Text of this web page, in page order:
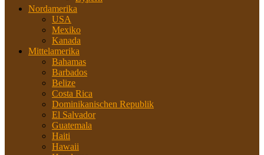
Nordamerika
USA
Mexiko
Kanada
Mittelamerika
Bahamas
Barbados
Belize
Costa Rica
Dominikanischen Republik
El Salvador
Guatemala
Haiti
Hawaii